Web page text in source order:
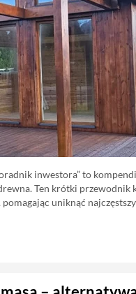
inwestora” to
Ten krótki
uniknąć